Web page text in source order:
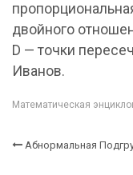
двойного
D — точки
Иванов.
Математическая
Абнормальная